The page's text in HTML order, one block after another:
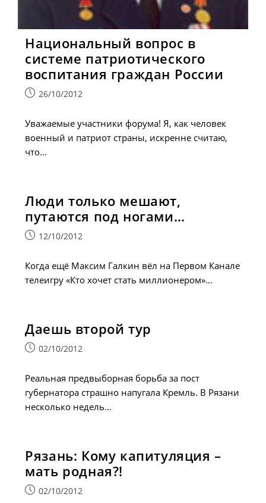
Национальный вопрос в
системе патриотического
воспитания граждан России
Запись26/10/2012
Уважаемые участники форума! Я, как человек
военный и патриот страны, искренне считаю,
что…
Люди только мешают,
путаются под ногами…
Запись12/10/2012
Когда ещё Максим Галкин вёл на Первом Канале
телеигру «Кто хочет стать миллионером»…
Даешь второй тур
Запись02/10/2012
Реальная предвыборная борьба за пост
губернатора страшно напугала Кремль. В Рязани
несколько недель…
Рязань: Кому капитуляция –
мать родная?!
Запись02/10/2012